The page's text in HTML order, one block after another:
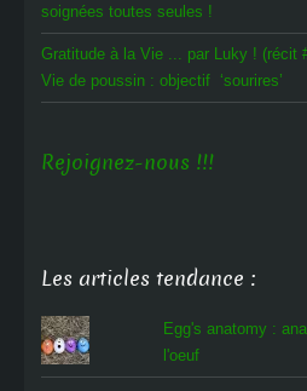
soignées toutes seules !
Gratitude à la Vie ... par Luky ! (récit
Vie de poussin : objectif ‘sourires’
Rejoignez-nous !!!
Les articles tendance :
Egg's anatomy :
l'oeuf